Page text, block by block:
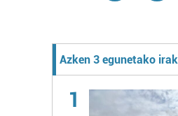
Azken 3 egunetako
1